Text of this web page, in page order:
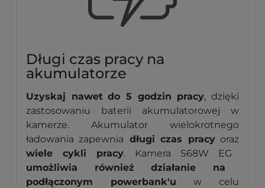
Długi czas pracy na
akumulatorze
Uzyskaj nawet do 5 godzin pracy, dzięki
zastosowaniu baterii akumulatorowej w
kamerze. Akumulator wielokrotnego
ładowania zapewnia długi czas pracyoraz
wiele cykli pracy. Kamera S68W EG
umożliwia również działanie na
podłączonym powerbank'u w celu